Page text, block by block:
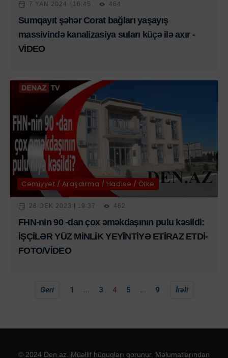
7 YAN 2024 | 16:45 464
Sumqayıt şəhər Corat bağları yaşayış
massivində kanalizasiya suları küçə ilə axır -
VİDEO
Cəmiyyət / Araşdırma / Hadisə / Ölkə
26 DEK 2023 | 19:37 462
FHN-nin 90 -dan çox əməkdaşının pulu kəsildi:
İŞÇİLƏR YÜZ MİNLİK YEYİNTİYƏ ETİRAZ ETDİ-
FOTO/VİDEO
Geri 1 ... 3 4 5 ... 9 İrəli
© 2024 Den.az. Müəllif hüquqları qorunur. Məlumatlarından